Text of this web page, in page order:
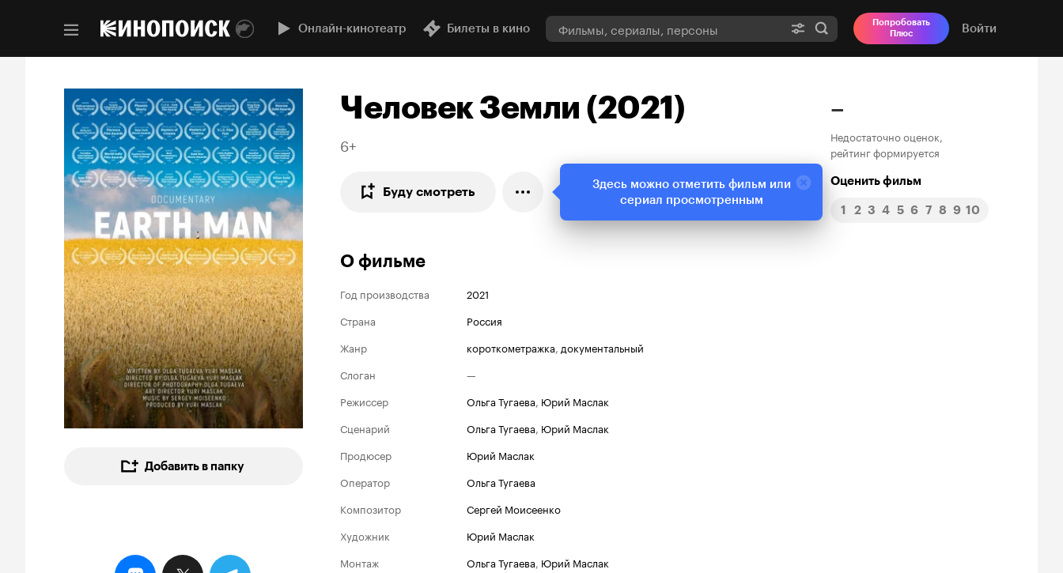
Онлайн-кинотеатр Билеты в кино
Попробовать
Плюс
Войти
Добавить в папку
Человек Земли (2021)
6+
Буду смотреть
–
Недостаточно оценок,
рейтинг формируется
Оценить фильм
1 2 3 4 5 6 7 8 9 10
О фильме
Год производства
2021
Страна
Россия
Жанр
короткометражка, документальный
Слоган
—
Режиссер
Ольга Тугаева, Юрий Маслак
Сценарий
Ольга Тугаева, Юрий Маслак
Продюсер
Юрий Маслак
Оператор
Ольга Тугаева
Композитор
Сергей Моисеенко
Художник
Юрий Маслак
Монтаж
Ольга Тугаева, Юрий Маслак
Здесь можно отметить фильм или
сериал просмотренным